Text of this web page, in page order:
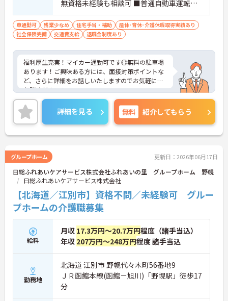
無資格未経験も相談可 ■普通自動車運転免
許
車通勤可 残業少なめ 住宅手当・補助
産休･育休･介護休暇取得実績あり
社会保険完備
交通費支給 退職金制度あり
福利厚生充実！マイカー通勤可です◎無料の駐車場
あります！ご興味ある方には、面接対策ポイントな
ど、さらに詳細をお話しいたしますのでお気軽にご
相談ください！
詳細を見る 無料 紹介してもらう
グループホーム 更新日：2026年06月17日
日総ふれあいケアサービス株式会社ふれあいの里 グループホーム 野幌
日総ふれあいケアサービス株式会社
【北海道／江別市】資格不問／未経験可 グルー
プホームの介護職募集
給料
月収 17.3万円～20.7万円程度（諸手当込）
年収 207万円～248万円程度 諸手当込
勤務地
北海道 江別市 野幌代々木町56番地9
ＪＲ函館本線(函館－旭川)「野幌駅」徒歩17
分